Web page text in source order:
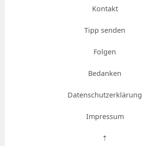
Kontakt
Tipp senden
Folgen
Bedanken
Datenschutzerklärung
Impressum
⇡